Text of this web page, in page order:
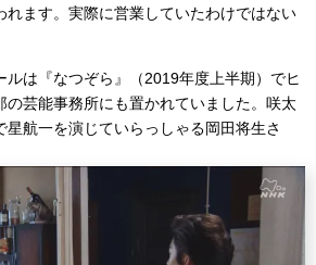
れます。実際に営業していたわけではない
ルは『なつぞら』（2019年度上半期）でヒ
の芸能事務所にも置かれていました。咲太
航一を演じていらっしゃる岡田将生さ